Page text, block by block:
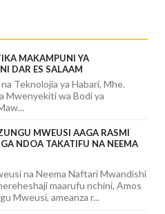
MAKAMPUNI YA
DAR ES SALAAM
Teknolojia ya Habari, Mhe.
Mwenyekiti wa Bodi ya
MWEUSI AAGA RASMI
NDOA TAKATIFU NA NEEMA
na Neema Naftari Mwandishi
maarufu nchini, Amos
Mweusi, ameanza r...